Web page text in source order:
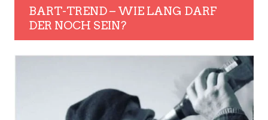
BART-TREND – WIE LANG DARF
DER NOCH SEIN?